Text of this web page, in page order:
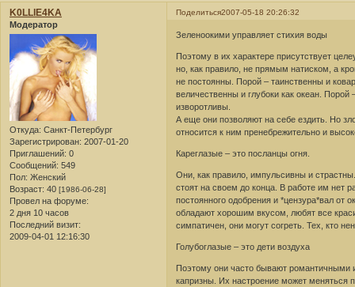
Поделиться2007-05-18 20:26:32
K0LLlE4KA
Модератор
Откуда: Санкт-Петербург
Зарегистрирован: 2007-01-20
Приглашений: 0
Сообщений: 549
Пол: Женский
Возраст: 40 [1986-06-28]
Провел на форуме:
2 дня 10 часов
Последний визит:
2009-04-01 12:16:30
Зеленоокими управляет стихия воды
Поэтому в их характере присутствует
но, как правило, не прямым натиском, а
не постоянны. Порой – таинственны и
величественны и глубоки как океан.
изворотливы.
А еще они позволяют на себе ездить. Но
относится к ним пренебрежительно и
Кареглазые – это посланцы огня.
Они, как правило, импульсивны и
стоят на своем до конца. В работе им нет
постоянного одобрения и *цензура*вал от
обладают хорошим вкусом, любят все
симпатичен, они могут согреть. Тех, кто
Голубоглазые – это дети воздуха
Поэтому они часто бывают романтичными
капризны. Их настроение может меняться